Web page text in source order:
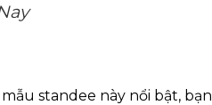
standee này nổi bật, bạn